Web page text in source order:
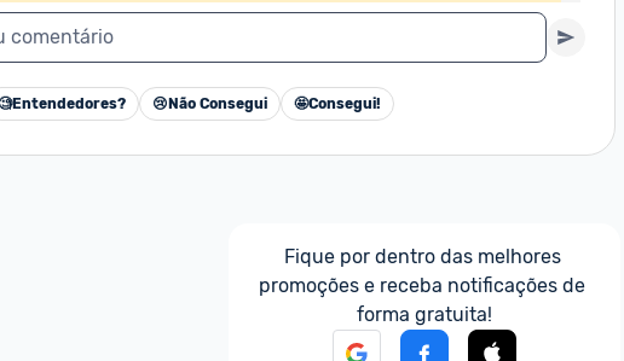
Amazon
ao carrinho
PROMOBIT na tela de pagamento
🎉
comentário
Entendedores? 😢 Não Consegui 🤩Consegui!
Fique por dentro das melhores
promoções e receba notificações de
forma gratuita!